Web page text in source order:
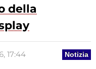
della
Notizia
17:44